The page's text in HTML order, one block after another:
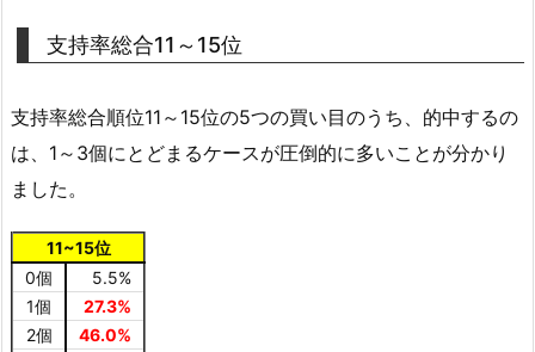
支持率総合11～15位
支持率総合順位11～15位の5つの買い目のうち、的中するの
は、1～3個にとどまるケースが圧倒的に多いことが分かり
ました。
11~15位
0個
5.5%
1個
27.3%
2個
46.0%